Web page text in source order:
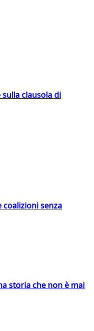
clausola di
senza
storia che non è mai